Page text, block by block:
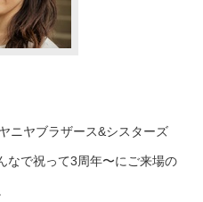
ニヤブラザース&シスターズ
なで祝って3周年〜にご来場の